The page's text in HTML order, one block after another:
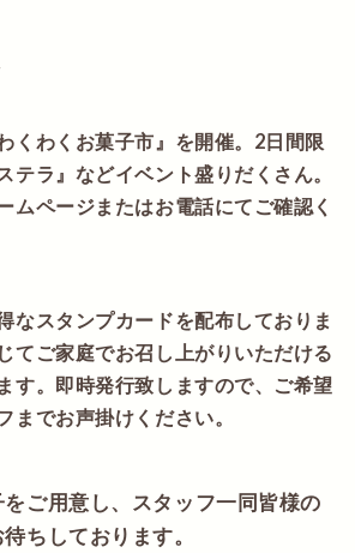
くわくお菓子市』を開催。2日間限
テラ』などイベント盛りだくさん。
ムページまたはお電話にてご確認く
なスタンプカードを配布しておりま
てご家庭でお召し上がりいただける
す。即時発行致しますので、ご希望
までお声掛けください。
ご用意し、スタッフ一同皆様の
ちしております。